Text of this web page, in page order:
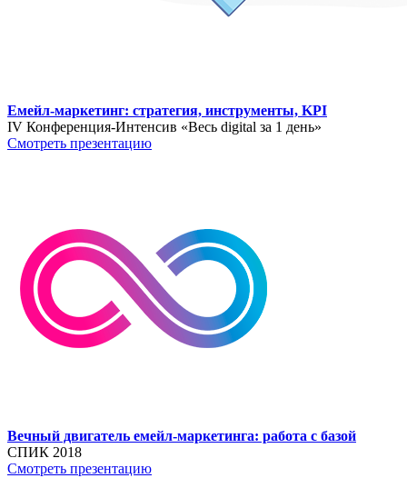
Емейл-маркетинг: стратегия, инструменты, KPI
IV Конференция-Интенсив «Весь digital за 1 день»
Смотреть презентацию
Вечный двигатель емейл-маркетинга: работа с базой
СПИК 2018
Смотреть презентацию